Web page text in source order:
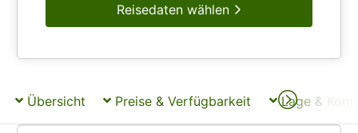
Reisedaten wählen
Übersicht Preise & Verfügbarkeit Lage &